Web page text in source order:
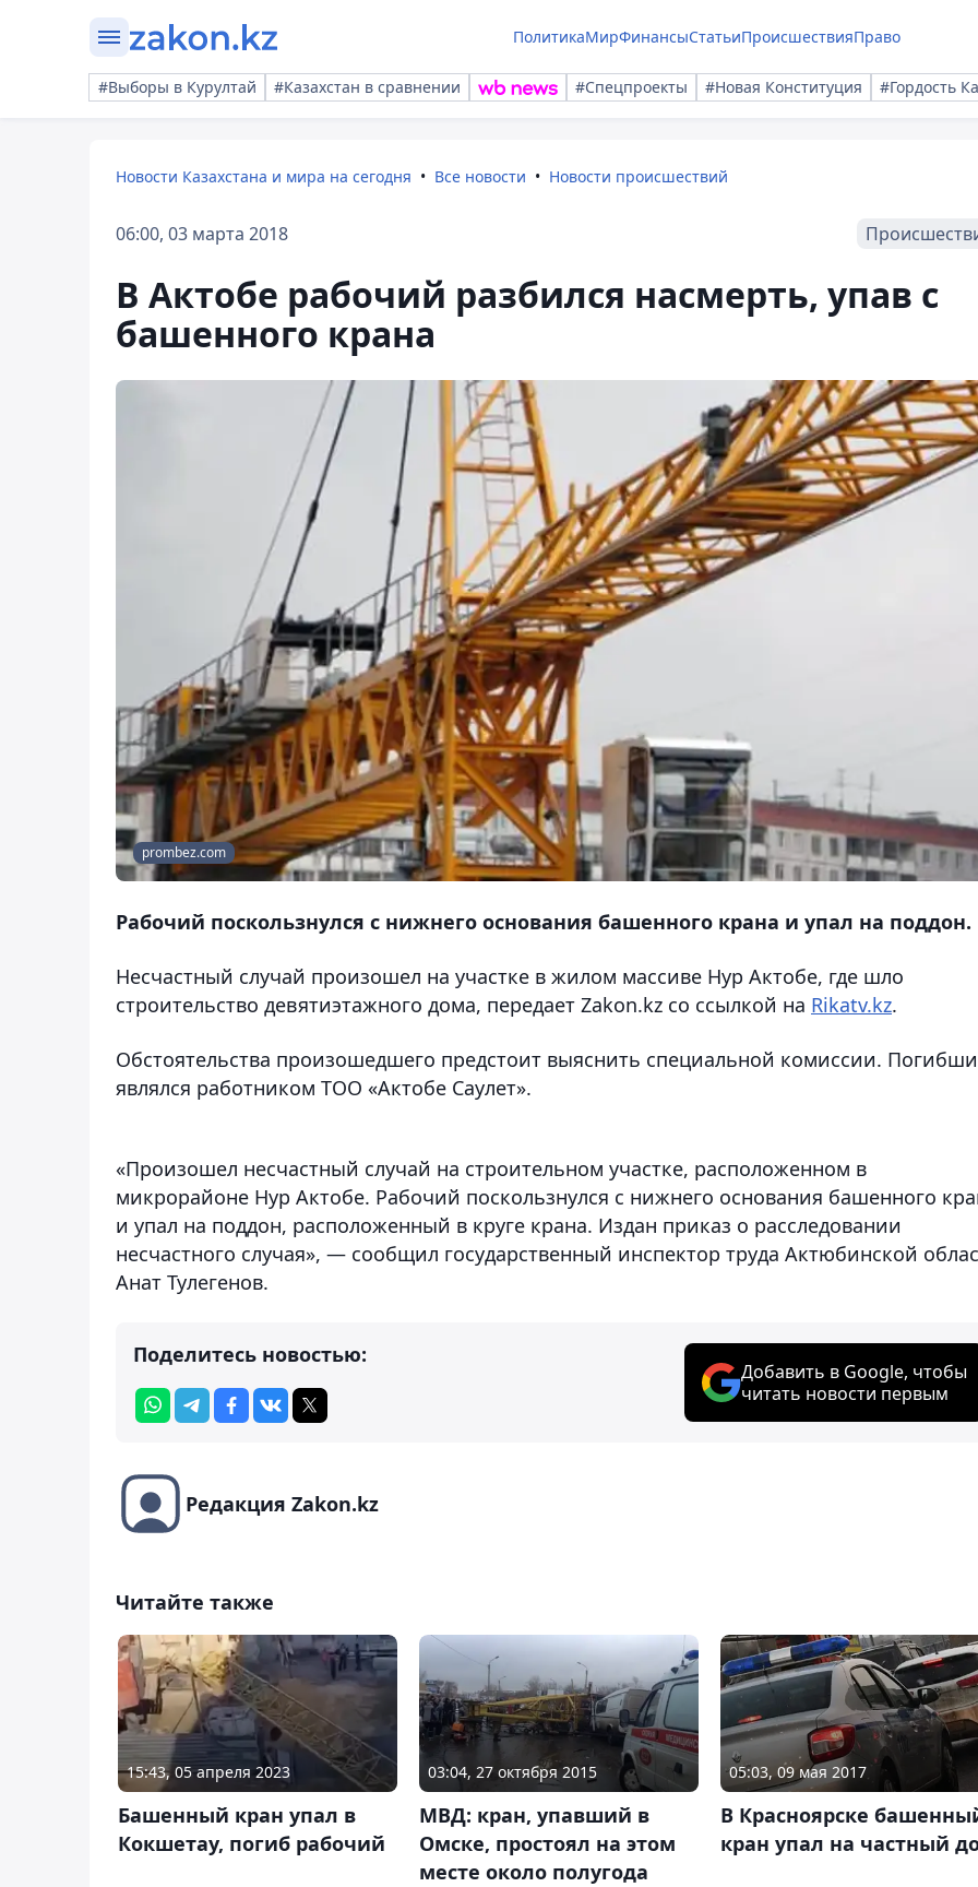
ПолитикаМирФинансыСтатьиПроисшествияПраво
#Выборы в Курултай #Казахстан в сравнении #Спецпроекты #Новая Конституция #Гордость
Новости Казахстана и мира на сегодня Все новости Новости происшествий
06:00, 03 марта 2018
В Актобе рабочий разбился насмерть, упав с
башенного крана
prombez.com
Рабочий поскользнулся с нижнего основания башенного крана и упал на поддон.
Несчастный случай произошел на участке в жилом массиве Нур Актобе, где шло
строительство девятиэтажного дома, передает Zakon.kz со ссылкой на Rikatv.kz.
Обстоятельства произошедшего предстоит выяснить специальной комиссии.
являлся работником ТОО «Актобе Саулет».
«Произошел несчастный случай на строительном участке, расположенном в
микрорайоне Нур Актобе. Рабочий поскользнулся с нижнего основания башенного
и упал на поддон, расположенный в круге крана. Издан приказ о расследовании
несчастного случая», — сообщил государственный инспектор труда Актюбинской
Анат Тулегенов.
Поделитесь новостью:
Добавить в Google, чтобы
читать новости первым
Редакция Zakon.kz
Читайте также
15:43, 05 апреля 2023
Башенный кран упал в
Кокшетау, погиб рабочий
03:04, 27 октября 2015
МВД: кран, упавший в
Омске, простоял на этом
месте около полугода
05:03, 09 мая 2017
В Красноярске
кран упал на частный